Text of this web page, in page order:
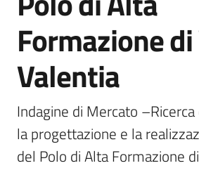
A
l
b
o
r
e
o
Formazione
Valentia
Indagine di Mercato
la progettazione e la
del Polo di Alta Formazione